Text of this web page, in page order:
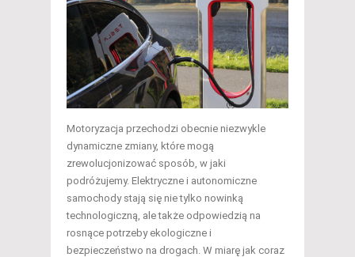
Motoryzacja przechodzi obecnie niezwykle
dynamiczne zmiany, które mogą
zrewolucjonizować sposób, w jaki
podróżujemy. Elektryczne i autonomiczne
samochody stają się nie tylko nowinką
technologiczną, ale także odpowiedzią na
rosnące potrzeby ekologiczne i
bezpieczeństwo na drogach. W miarę jak coraz